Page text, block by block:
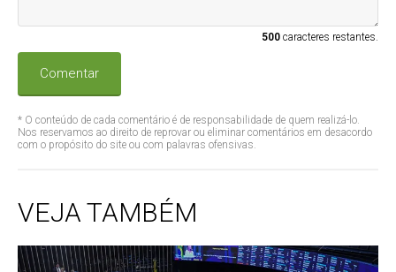
500caracteres restantes.
Comentar
* O conteúdo de cada comentário é de responsabilidade de quem realizá-lo.
Nos reservamos ao direito de reprovar ou eliminar comentários em desacordo
com o propósito do site ou com palavras ofensivas.
VEJA TAMBÉM